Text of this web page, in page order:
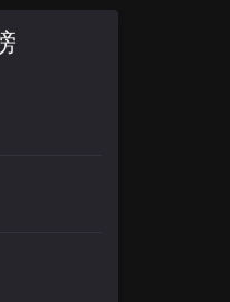
团
（日语）